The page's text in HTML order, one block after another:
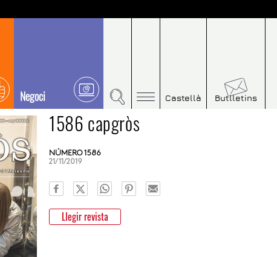
Negoci Castellà Butlletins
1586 capgròs
NÚMERO 1586
21/11/2019
Llegir revista